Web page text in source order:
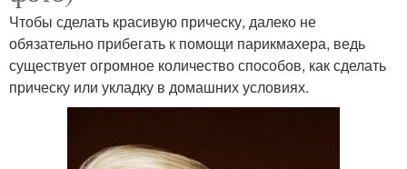
Чтобы сделать красивую прическу, далеко не
обязательно прибегать к помощи парикмахера, ведь
существует огромное количество способов, как сделать
прическу или укладку в домашних условиях.